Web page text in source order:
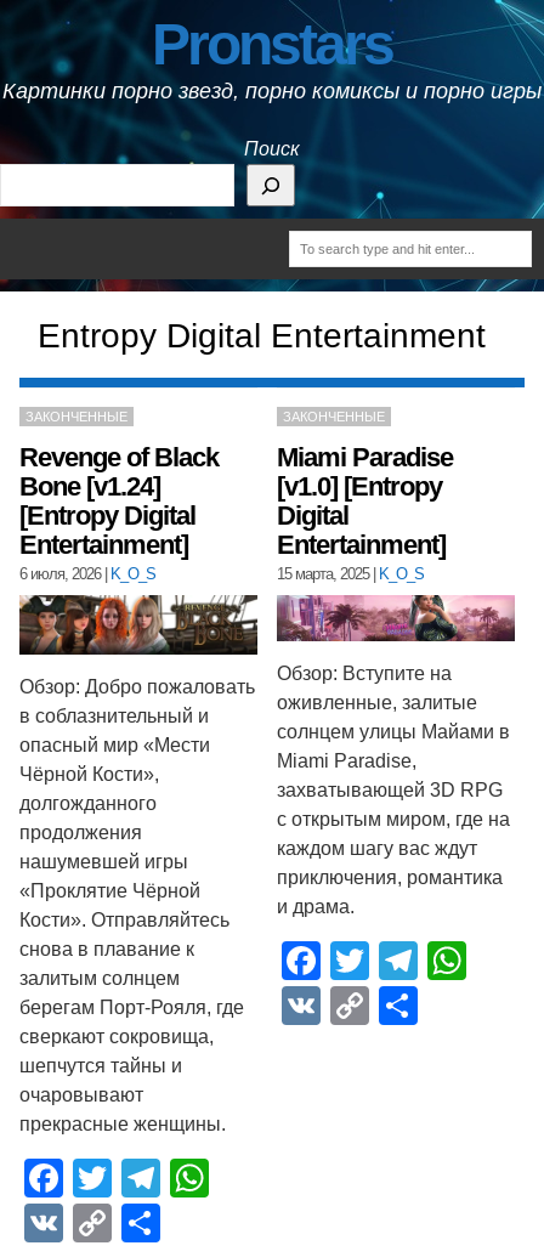
Pronstars
Картинки порно звезд, порно комиксы и порно игры
Поиск
Entropy Digital Entertainment
ЗАКОНЧЕННЫЕ
Revenge of Black
Bone [v1.24]
[Entropy Digital
Entertainment]
6 июля, 2026| K_O_S
Обзор: Добро пожаловать
в соблазнительный и
опасный мир «Мести
Чёрной Кости»,
долгожданного
продолжения
нашумевшей игры
«Проклятие Чёрной
Кости». Отправляйтесь
снова в плавание к
залитым солнцем
берегам Порт-Рояля, где
сверкают сокровища,
шепчутся тайны и
очаровывают
прекрасные женщины.
Facebook
TwitterTelegram
VK Copy
ЗАКОНЧЕННЫЕ
Miami Paradise
[v1.0] [Entropy
Digital
Entertainment]
15 марта, 2025| K_O_S
Обзор: Вступите на
оживленные, залитые
солнцем улицы Майами в
Miami Paradise,
захватывающей 3D RPG
с открытым миром, где на
каждом шагу вас ждут
приключения, романтика
и драма.
Facebook
Twitter
VK Copy